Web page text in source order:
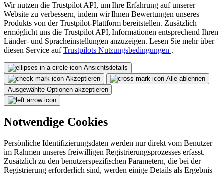
Wir nutzen die Trustpilot API, um Ihre Erfahrung auf unserer
Website zu verbessern, indem wir Ihnen Bewertungen unseres
Produkts von der Trustpilot-Plattform bereitstellen. Zusätzlich
ermöglicht uns die Trustpilot API, Informationen entsprechend Ihren
Länder- und Spracheinstellungen anzuzeigen. Lesen Sie mehr über
diesen Service aufTrustpilots Nutzungsbedingungen .
Ansichtsdetails
Akzeptieren
Alle ablehnen
Ausgewählte Optionen akzeptieren
Notwendige Cookies
Persönliche Identifizierungsdaten werden nur direkt vom Benutzer
im Rahmen unseres freiwilligen Registrierungsprozesses erfasst.
Zusätzlich zu den benutzerspezifischen Parametern, die bei der
Registrierung erforderlich sind, werden einige Details als Ergebnis